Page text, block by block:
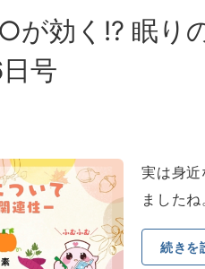
効く!? 眠り
号
実は⾝
ました
続きを